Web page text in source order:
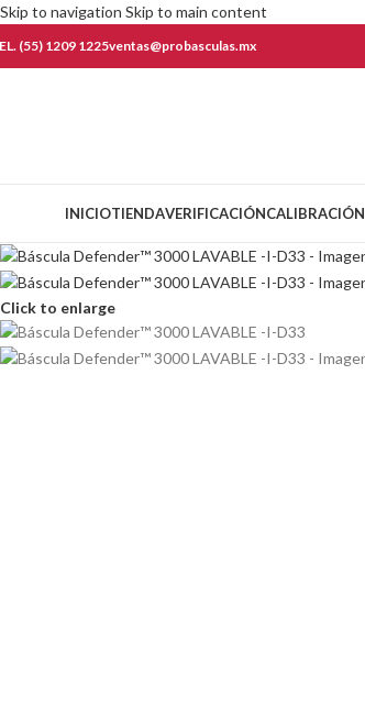
Skip to navigation Skip to main content
(55) 1209 1225ventas@probasculas.mx
INICIOTIENDAVERIFICACIÓNCALIBRACIÓN
Click to enlarge